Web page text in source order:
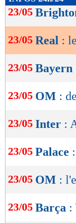
de
lecture
OK
23/05
23/05 Real :
23/05 Bayern
23/05 OM :
23/05 Inter :
23/05 Palace
23/05 OM :
23/05 Barça :